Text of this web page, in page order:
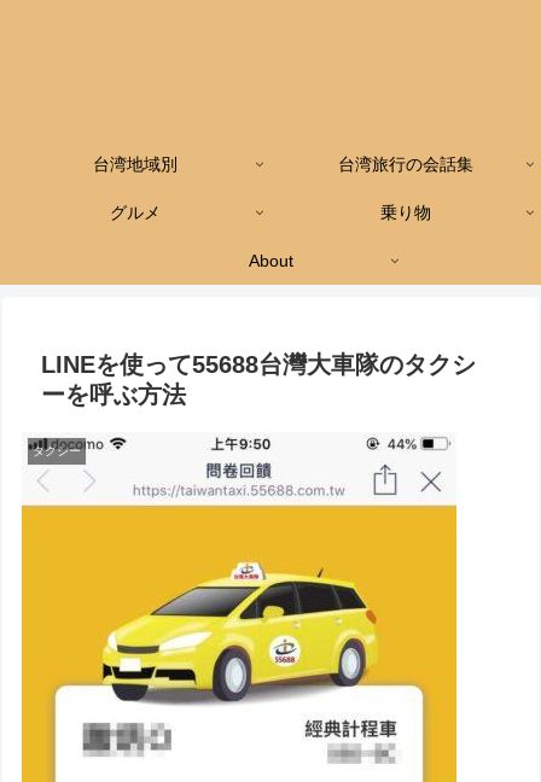
台湾地域別 台湾旅行の会話集
グルメ 乗り物
About
LINEを使って55688台灣大車隊のタクシ
ーを呼ぶ方法
タクシー